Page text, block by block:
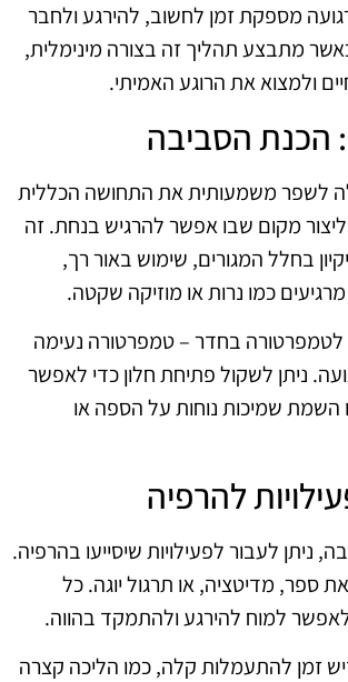
מספקת זמן לחשוב, להירגע ולחבר
מתבצע תהליך זה בצורה מינימלית,
ולמצוא את הרוגע האמיתי.
הכנת הסביבה
לשפר משמעותית את התחושה הכללית
מקום שבו אפשר להרגיש בנחת. זה
בחלל המגורים, שימוש באור רך,
כמו נרות או מוזיקה שקטה.
לטמפרטורה בחדר – טמפרטורה נעימה
ניתן לשקול פתיחת חלון כדי לאפשר
השמת שמיכות נוחות על הספה או
להרפיה
ניתן לעבור לפעילויות שיסייעו בהרפיה.
ספר, מדיטציה, או תרגול יוגה. כל
לאפשר למוח להירגע ולהתמקד בהווה.
זמן להתעמלות קלה, כמו הליכה קצרה